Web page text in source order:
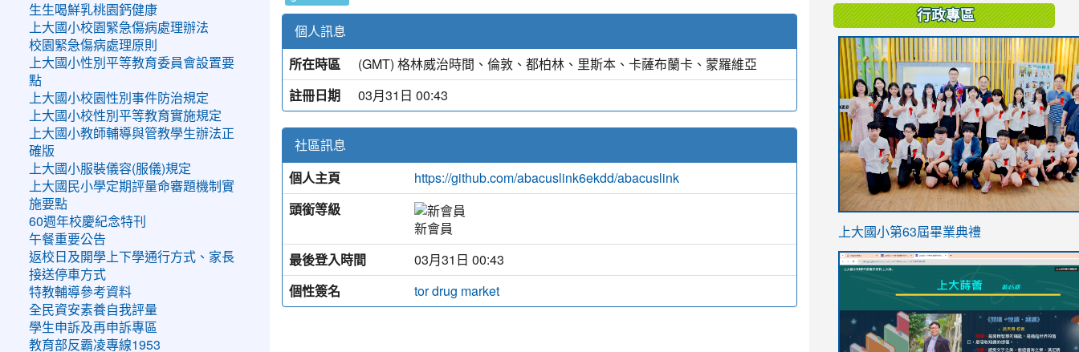
個人訊息
所在時區
(GMT) 格林威治時間、倫敦、都柏林、里斯本、卡薩布蘭卡、蒙羅維亞
註冊日期
03月31日 00:43
社區訊息
個人主頁
https://github.com/abacuslink6ekdd/abacuslink
頭銜等級
新會員
最後登入時間
03月31日 00:43
個性簽名
tor drug market
生生喝鮮乳桃園鈣健康
上大國小校園緊急傷病處理辦法
校園緊急傷病處理原則
上大國小性別平等教育委員會設置要
點
上大國小校園性別事件防治規定
上大國小校性別平等教育實施規定
上大國小教師輔導與管教學生辦法正
確版
上大國小服裝儀容(服儀)規定
上大國民小學定期評量命審題機制實
施要點
60週年校慶紀念特刊
午餐重要公告
返校日及開學上下學通行方式、家長
接送停車方式
特教輔導參考資料
全民資安素養自我評量
學生申訴及再申訴專區
教育部反霸凌專線1953
行政專區
link
https://sites.google.com/stes.tyc.edu.tw/
上大國小第63屆畢業典禮
link